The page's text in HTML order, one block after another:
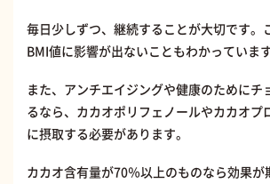
毎日少しずつ、継続することが大切です。
BMI値に影響が出ないこともわかっています
また、アンチエイジングや健康のためにチ
るなら、カカオポリフェノールやカカオプ
に摂取する必要があります。
カカオ含有量が70％以上のものなら効果が